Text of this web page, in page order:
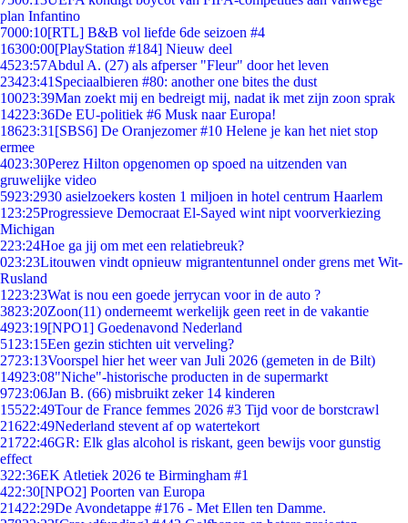
plan Infantino
7000:10[RTL] B&B vol liefde 6de seizoen #4
16300:00[PlayStation #184] Nieuw deel
4523:57Abdul A. (27) als afperser "Fleur" door het leven
23423:41 Speciaalbieren #80: another one bites the dust
10023:39Man zoekt mij en bedreigt mij, nadat ik met zijn zoon sprak
14223:36De EU-politiek #6 Musk naar Europa!
18623:31 [SBS6] De Oranjezomer #10 Helene je kan het niet stop
ermee
4023:30Perez Hilton opgenomen op spoed na uitzenden van
gruwelijke video
5923:2930 asielzoekers kosten 1 miljoen in hotel centrum Haarlem
1 23:25Progressieve Democraat El-Sayed wint nipt voorverkiezing
Michigan
223:24Hoe ga jij om met een relatiebreuk?
023:23Litouwen vindt opnieuw migrantentunnel onder grens met Wit-
Rusland
1223:23Wat is nou een goede jerrycan voor in de auto ?
3823:20Zoon(11) onderneemt werkelijk geen reet in de vakantie
4923:19[NPO1] Goedenavond Nederland
51 23:15Een gezin stichten uit verveling?
2723:13Voorspel hier het weer van Juli 2026 (gemeten in de Bilt)
14923:08"Niche"-historische producten in de supermarkt
9723:06Jan B. (66) misbruikt zeker 14 kinderen
15522:49Tour de France femmes 2026 #3 Tijd voor de borstcrawl
21622:49Nederland stevent af op watertekort
21722:46GR: Elk glas alcohol is riskant, geen bewijs voor gunstig
effect
322:36EK Atletiek 2026 te Birmingham #1
422:30[NPO2] Poorten van Europa
21422:29De Avondetappe #176 - Met Ellen ten Damme.